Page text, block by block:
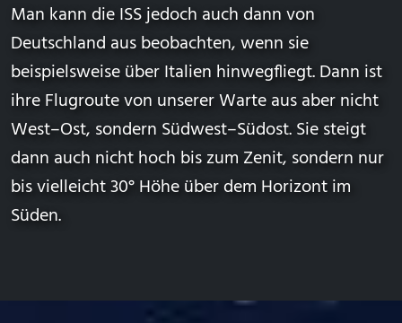
Man kann die ISS jedoch auch dann von
Deutschland aus beobachten, wenn sie
beispielsweise über Italien hinwegfliegt. Dann ist
ihre Flugroute von unserer Warte aus aber nicht
West–Ost, sondern Südwest–Südost. Sie steigt
dann auch nicht hoch bis zum Zenit, sondern nur
bis vielleicht 30°Höhe über dem Horizontim
Süden.